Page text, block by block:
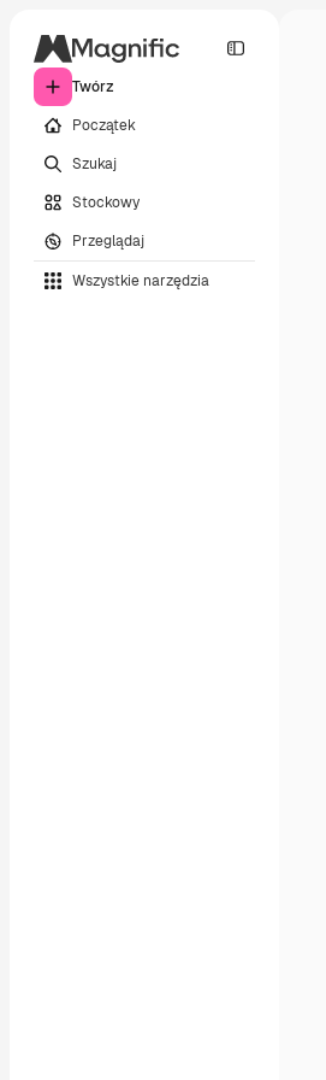
Twórz
Początek
Szukaj
Stockowy
Przeglądaj
Wszystkie narzędzia